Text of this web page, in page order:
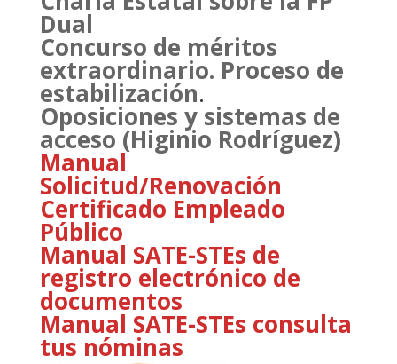
Dual
Concurso de méritos
extraordinario. Proceso de
estabilización.
Oposiciones y sistemas de
acceso (Higinio Rodríguez)
Manual
Solicitud/Renovación
Certificado Empleado
Público
Manual SATE-STEs de
registro electrónico de
documentos
Manual SATE-STEs consulta
tus nóminas